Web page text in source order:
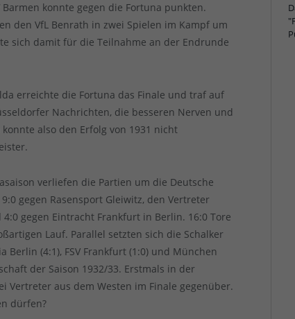
konnte gegen die Fortuna punkten.
den VfL Benrath in zwei Spielen im Kampf um
sich damit für die Teilnahme an der Endrunde
erreichte die Fortuna das Finale und traf auf
Nachrichten, die besseren Nerven und
also den Erfolg von 1931 nicht
verliefen die Partien um die Deutsche
gegen Rasensport Gleiwitz, den Vertreter
gegen Eintracht Frankfurt in Berlin. 16:0 Tore
Lauf. Parallel setzten sich die Schalker
(4:1), FSV Frankfurt (1:0) und München
der Saison 1932/33. Erstmals in der
Vertreter aus dem Westen im Finale gegenüber.
dürfen?